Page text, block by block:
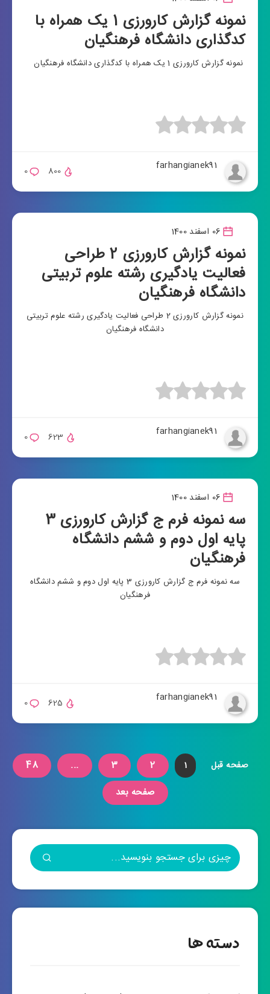
نمونه گزارش کارورزی 1 یک همراه با
کدگذاری دانشگاه فرهنگیان
نمونه گزارش کارورزی 1 یک همراه با کدگذاری دانشگاه فرهنگیان
farhangianek91
0 800
06 اسفند 1400
نمونه گزارش کارورزی 2 طراحی
فعالیت یادگیری رشته علوم تربیتی
دانشگاه فرهنگیان
نمونه گزارش کارورزی 2 طراحی فعالیت یادگیری رشته علوم تربیتی
دانشگاه فرهنگیان
farhangianek91
0 623
06 اسفند 1400
سه نمونه فرم ج گزارش کارورزی 3
پایه اول دوم و ششم دانشگاه
فرهنگیان
سه نمونه فرم ج گزارش کارورزی 3 پایه اول دوم و ششم دانشگاه
فرهنگیان
farhangianek91
0 625
صفحه قبل 1
2
3
...
48
صفحه بعد
دسته ها